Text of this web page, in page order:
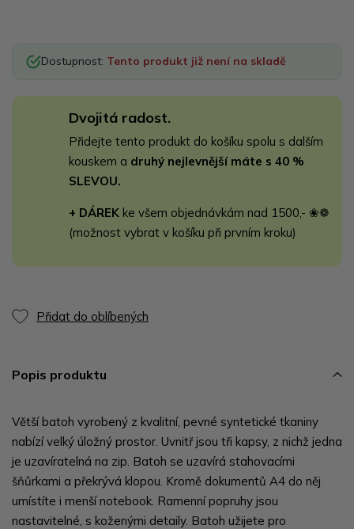
Dostupnost: Tento produkt již není na skladě
Dvojitá radost.
Přidejte tento produkt do košíku spolu s dalším
kouskem a druhý nejlevnější máte s 40 %
SLEVOU.
+ DÁREK ke všem objednávkám nad 1500,- ❀❁
(možnost vybrat v košíku při prvním kroku)
Přidat do oblíbených
Popis produktu
Větší batoh vyrobený z kvalitní, pevné syntetické tkaniny
nabízí velký úložný prostor. Uvnitř jsou tři kapsy, z nichž jedna
je uzavíratelná na zip. Batoh se uzavírá stahovacími
šňůrkami a překrývá klopou. Kromě dokumentů A4 do něj
umístíte i menší notebook. Ramenní popruhy jsou
nastavitelné, s koženými detaily. Batoh užijete pro